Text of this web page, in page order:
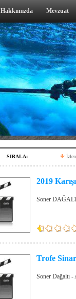
Hakkımızda Mevzuat
SIRALA:
2019
Soner
Trofe
Soner Dağaltı -